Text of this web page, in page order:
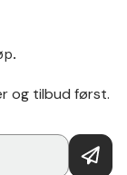
og tilbud først.